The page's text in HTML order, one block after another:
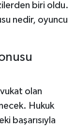
biri oldu.
nedir, oyuncu
olan
Hukuk
başarısıyla